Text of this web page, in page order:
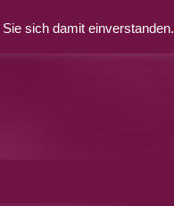
sich damit einverstanden.